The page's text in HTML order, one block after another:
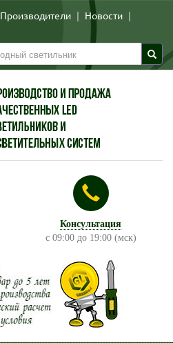
Производители | Новости |
Консультация
с 09:00 до 19:00 (мск)